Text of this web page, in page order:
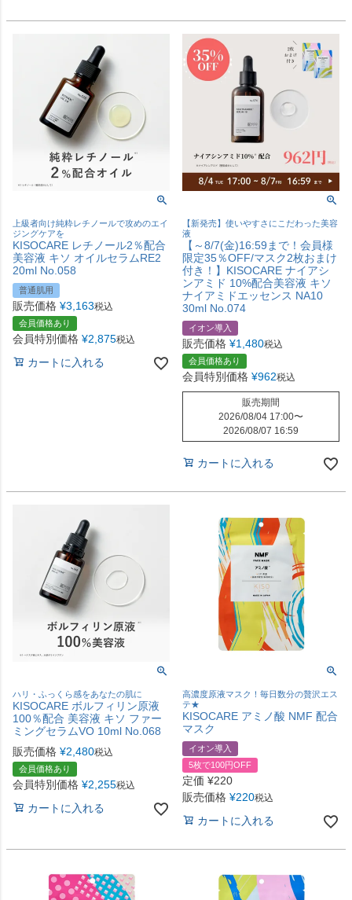
上級者向け純粋レチノールで攻めのエイ
ジングケアを
KISOCARE レチノール2％配合
美容液 キソ オイルセラムRE2
20ml No.058
普通肌用
販売価格 ¥3,163税込
会員価格あり
会員特別価格 ¥2,875税込
カートに入れる
【新発売】使いやすさにこだわった美容
液
【～8/7(金)16:59まで！会員様
限定35％OFF/マスク2枚おまけ
付き！】KISOCARE ナイアシ
ンアミド 10%配合美容液 キソ
ナイアミドエッセンス NA10
30ml No.074
イオン導入
販売価格 ¥1,480税込
会員価格あり
会員特別価格 ¥962税込
販売期間
2026/08/04 17:00〜
2026/08/07 16:59
カートに入れる
ハリ・ふっくら感をあなたの肌に
KISOCARE ボルフィリン原液
100％配合 美容液 キソ ファー
ミングセラムVO 10ml No.068
販売価格 ¥2,480税込
会員価格あり
会員特別価格 ¥2,255税込
カートに入れる
高濃度原液マスク！毎日数分の贅沢エス
テ★
KISOCARE アミノ酸 NMF 配合
マスク
イオン導入
5枚で100円OFF
定価 ¥220
販売価格 ¥220税込
カートに入れる